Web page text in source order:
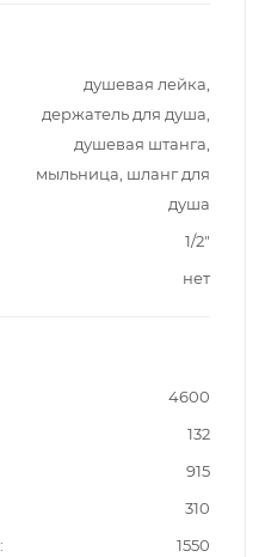
душевая лейка,
держатель для душа,
душевая штанга,
мыльница, шланг для
душа
1/2"
нет
4600
132
915
310
1550